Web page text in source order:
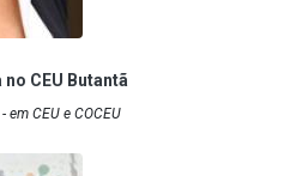
CEU Butantã
CEU e COCEU